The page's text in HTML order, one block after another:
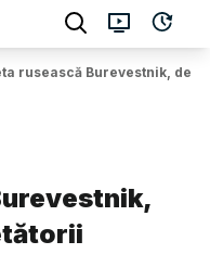
rusească Burevestnik,